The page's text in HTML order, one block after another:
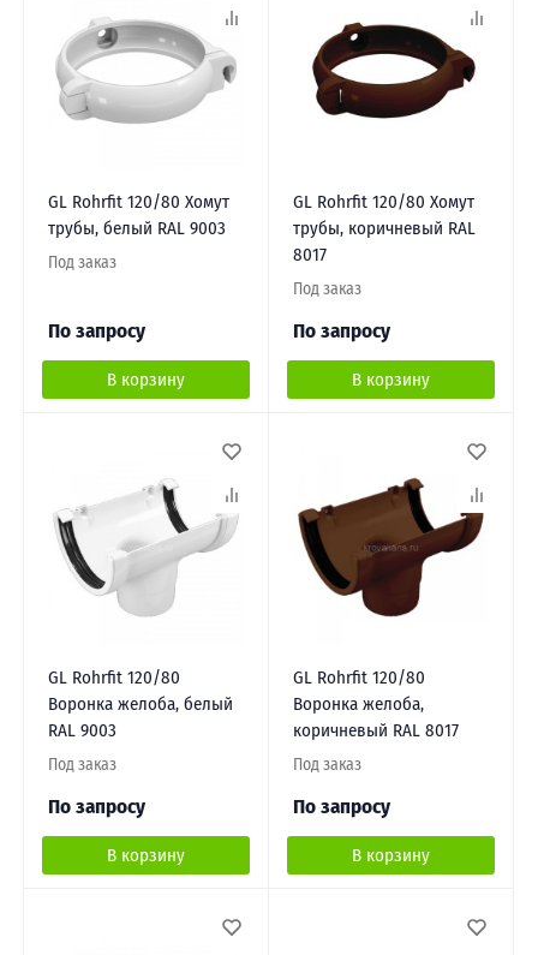
GL Rohrfit 120/80 Хомут
трубы, белый RAL 9003
Под заказ
По запросу
В корзину
GL Rohrfit 120/80 Хомут
трубы, коричневый RAL
8017
Под заказ
По запросу
В корзину
GL Rohrfit 120/80
Воронка желоба, белый
RAL 9003
Под заказ
По запросу
В корзину
GL Rohrfit 120/80
Воронка желоба,
коричневый RAL 8017
Под заказ
По запросу
В корзину